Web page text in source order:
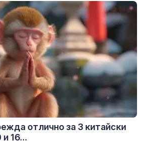
отлично за 3 китайски
16...